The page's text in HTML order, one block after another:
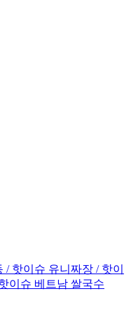
/ 핫이슈 유니짜장 / 핫이
이슈 베트남 쌀국수